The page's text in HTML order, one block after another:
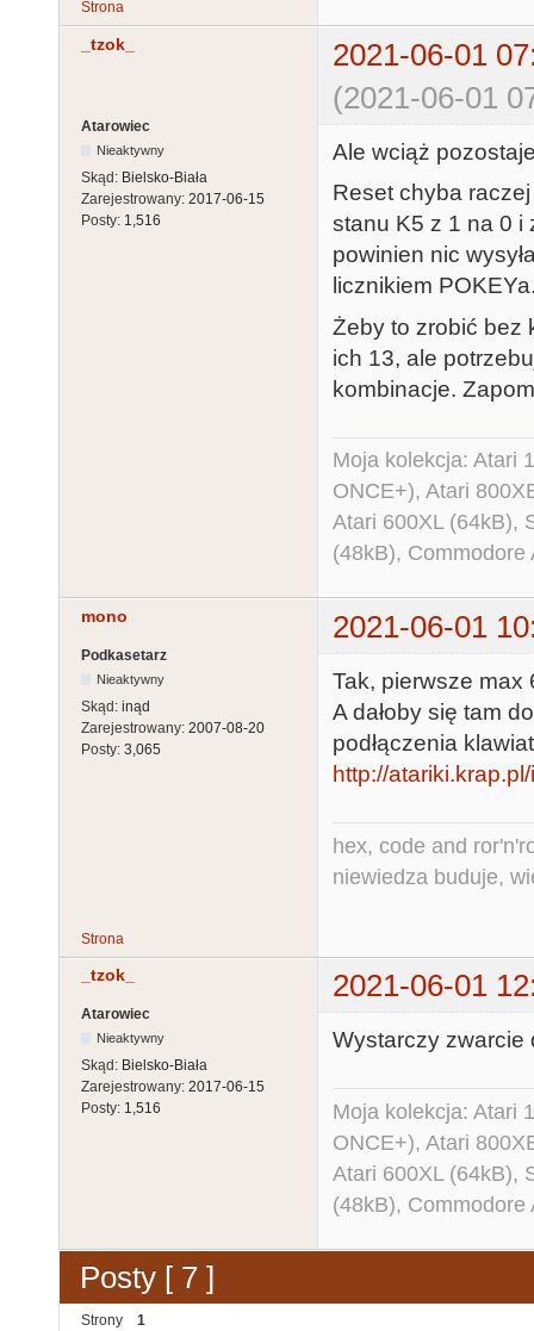
Strona
_tzok_
2021-06-01
(2021-06-01
Atarowiec
Nieaktywny
Skąd: Bielsko-Biała
Zarejestrowany: 2017-06-15
Posty: 1,516
Ale wciąż
Reset chyba
stanu K5 z 1 na 0 i
powinien nic
licznikiem
Żeby to zrobić bez
ich 13, ale
kombinacje.
Moja kolekcja: Atari
ONCE+), Atari
Atari 600XL (64kB),
(48kB),
mono 2021-06-01
Podkasetarz
Nieaktywny
Skąd: inąd
Zarejestrowany: 2007-08-20
Posty: 3,065
Tak, pierwsze max
A dałoby się tam
podłączenia
http://
hex, code and
niewiedza buduje,
Strona
_tzok_ 2021-06-01
Atarowiec
Nieaktywny
Skąd: Bielsko-Biała
Zarejestrowany: 2017-06-15
Posty: 1,516
Wystarczy zwarcie
Moja kolekcja: Atari
ONCE+), Atari
Atari 600XL (64kB),
(48kB),
Posty [ 7 ]
Strony 1